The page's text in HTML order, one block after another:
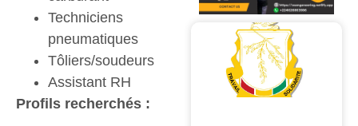
Techniciens
pneumatiques
Tôliers/soudeurs
Assistant RH
Profil s recherchés :